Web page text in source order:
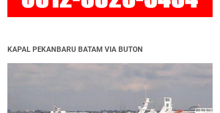
KAPAL PEKANBARU BATAM VIA BUTON